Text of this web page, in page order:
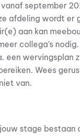
september
afdeling wordt er
aan kan
collega’s
een
Wees
van.
stage bestaan